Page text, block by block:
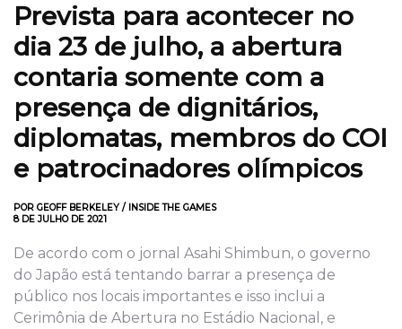
Prevista para acontecer no
dia 23 de julho, a abertura
contaria somente com a
presença de dignitários,
diplomatas, membros do COI
e patrocinadores olímpicos
POR GEOFF BERKELEY / INSIDE THE GAMES
8 DE JULHO DE 2021
De acordo com o jornal Asahi Shimbun, o governo
do Japão está tentando barrar a presença de
público nos locais importantes e isso inclui a
Cerimônia de Abertura no Estádio Nacional, e